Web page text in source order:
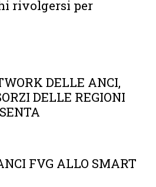
rivolgersi per
DELLE ANCI,
DELLE REGIONI
FVG ALLO SMART